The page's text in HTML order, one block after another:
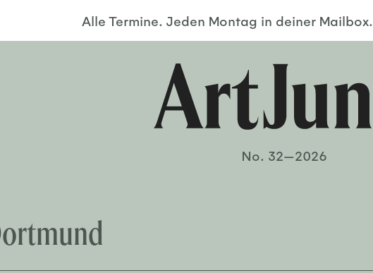
Alle Termine. Jeden Montag in deiner Mailbox.
No. 32—2026